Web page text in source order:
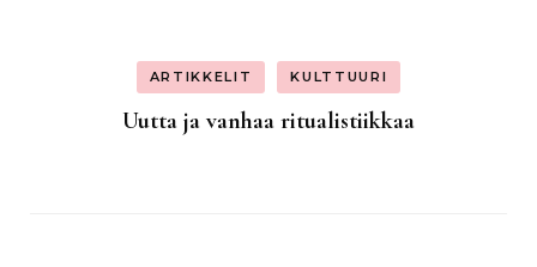
ARTIKKELIT KULTTUURI
Uutta ja vanhaa ritualistiikkaa